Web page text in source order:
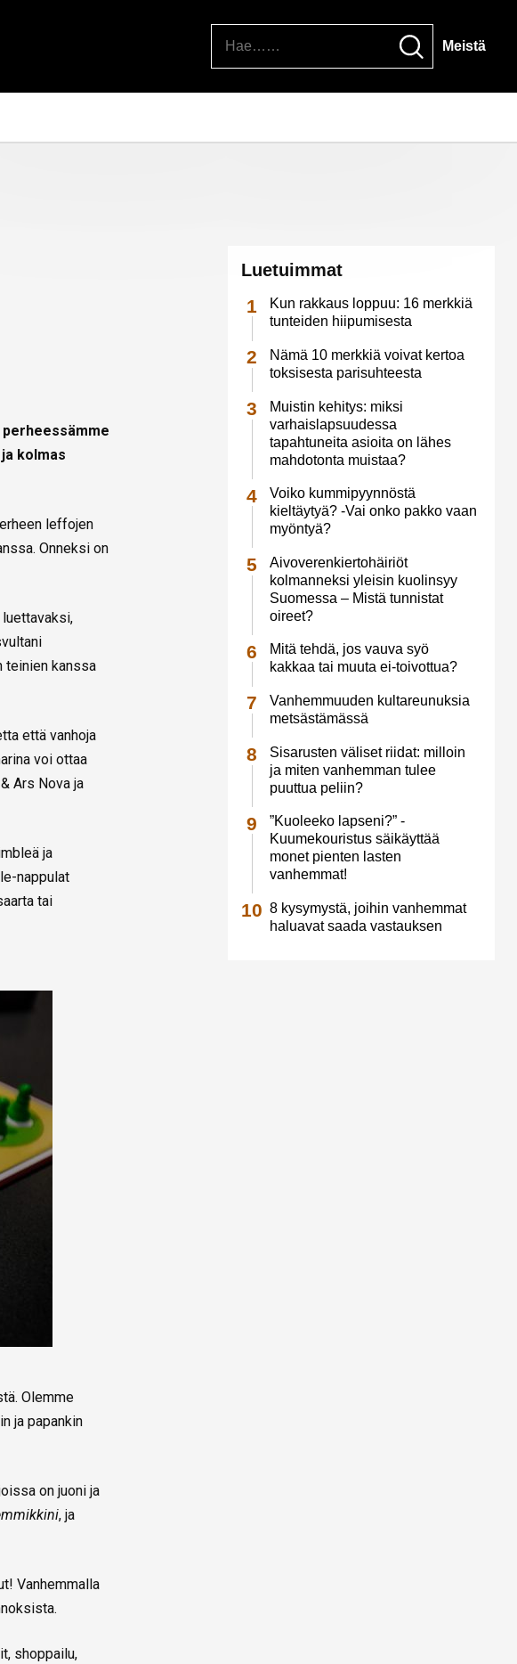
Meistä
kolmas
leffojen
Onneksi on
teinien kanssa
että vanhoja
voi ottaa
Ars Nova ja
ja
nappulat
tai
Olemme
ja papankin
on juoni ja
, ja
Vanhemmalla
shoppailu,
Luetuimmat
Kun rakkaus loppuu: 16 merkkiä
tunteiden hiipumisesta
Nämä 10 merkkiä voivat kertoa
toksisesta parisuhteesta
Muistin kehitys: miksi
varhaislapsuudessa
tapahtuneita asioita on lähes
mahdotonta muistaa?
Voiko kummipyynnöstä
kieltäytyä? -Vai onko pakko vaan
myöntyä?
Aivoverenkiertohäiriöt
kolmanneksi yleisin kuolinsyy
Suomessa – Mistä tunnistat
oireet?
Mitä tehdä, jos vauva syö
kakkaa tai muuta ei-toivottua?
Vanhemmuuden kultareunuksia
metsästämässä
Sisarusten väliset riidat: milloin
ja miten vanhemman tulee
puuttua peliin?
”Kuoleeko lapseni?” -
Kuumekouristus säikäyttää
monet pienten lasten
vanhemmat!
8 kysymystä, joihin vanhemmat
haluavat saada vastauksen